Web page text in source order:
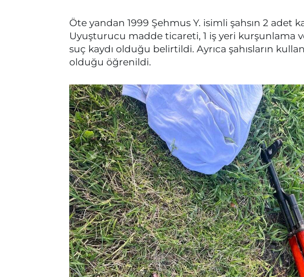
Öte yandan 1999 Şehmus Y. isimli şahsın 2 adet
Uyuşturucu madde ticareti, 1 iş yeri kurşunlama
suç kaydı olduğu belirtildi. Ayrıca şahısların
olduğu öğrenildi.